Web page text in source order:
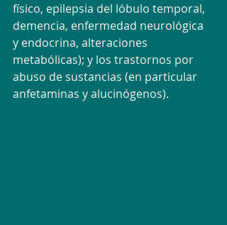
físico, epilepsia del lóbulo temporal,
demencia, enfermedad neurológica
y endocrina, alteraciones
metabólicas); y los trastornos por
abuso de sustancias (en particular
anfetaminas y alucinógenos).